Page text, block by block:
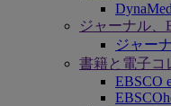
DynaMed
ジャーナル、
ジャー
書籍と電子コ
EBSCO